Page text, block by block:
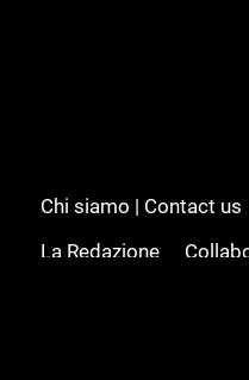
Chi siamo | Contact us
La Redazione